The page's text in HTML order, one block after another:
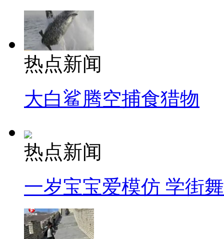
热点新闻
大白鲨腾空捕食猎物
热点新闻
一岁宝宝爱模仿 学街